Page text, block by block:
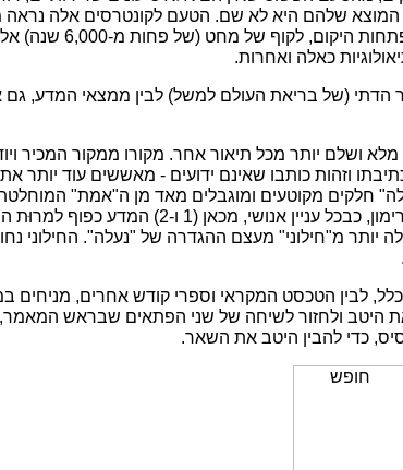
המוצא שלהם היא לא שם. הטעם לקונטרסים אלה נראה
אדם לקום בבוקר, ולנסות
כאלה ואחרות.
(של בריאת העולם למשל) לבין ממצאי המדע, גם
ושלם יותר מכל תיאור אחר. מקורו ממקור המכיר
וזהות כותבו שאינם ידועים - מאששים עוד יותר את
המוחלטת, ונעלה יותר מ"חילוני" מעצם ההגדרה של "נעלה".
לבין הטכסט המקראי וספרי קודש אחרים, מניחים
היטב ולחזור לשיחה של שני הפתאים שבראש
כדי להבין היטב את השאר.